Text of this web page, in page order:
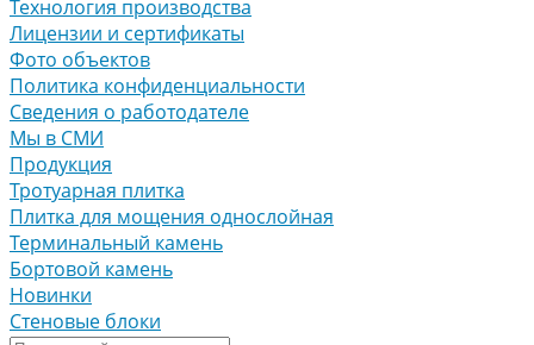
Технология производства
Лицензии и сертификаты
Фото объектов
Политика конфиденциальности
Сведения о работодателе
Мы в СМИ
Продукция
Тротуарная плитка
Плитка для мощения однослойная
Терминальный камень
Бортовой камень
Новинки
Стеновые блоки